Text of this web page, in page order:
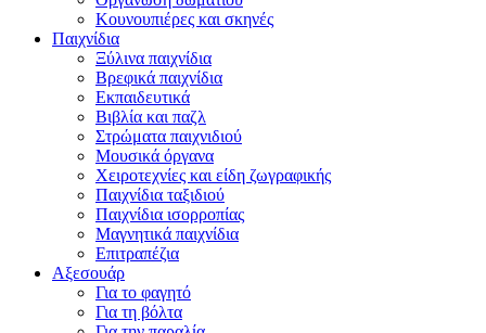
Κουνουπιέρες και σκηνές
Παιχνίδια
Ξύλινα παιχνίδια
Βρεφικά παιχνίδια
Εκπαιδευτικά
Βιβλία και παζλ
Στρώματα παιχνιδιού
Μουσικά όργανα
Χειροτεχνίες και είδη ζωγραφικής
Παιχνίδια ταξιδιού
Παιχνίδια ισορροπίας
Μαγνητικά παιχνίδια
Επιτραπέζια
Αξεσουάρ
Για το φαγητό
Για τη βόλτα